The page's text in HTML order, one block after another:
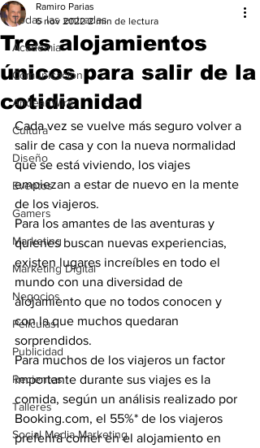
Todas las entradas
Academia
Comunicación
AndeanWire
Cultura
Diseño
Eventos
Gamers
Marketing
Marketing Digital
Negocios
Películas
Publicidad
Recientes
Talleres
Social Media Marketing
Tres alojamientos
únicos para salir de la
cotidianidad
Ramiro Parias
6 nov 2022 2 min de lectura
Cada vez se vuelve más seguro volver a
salir de casa y con la nueva normalidad
que se está viviendo, los viajes
empiezan a estar de nuevo en la mente
de los viajeros.
Para los amantes de las aventuras y
quienes buscan nuevas experiencias,
existen lugares increíbles en todo el
mundo con una diversidad de
alojamiento que no todos conocen y
con la que muchos quedaran
sorprendidos.
Para muchos de los viajeros un factor
importante durante sus viajes es la
comida, según un análisis realizado por
Booking.com, el 55%* de los viajeros
preferirá comer en el alojamiento en